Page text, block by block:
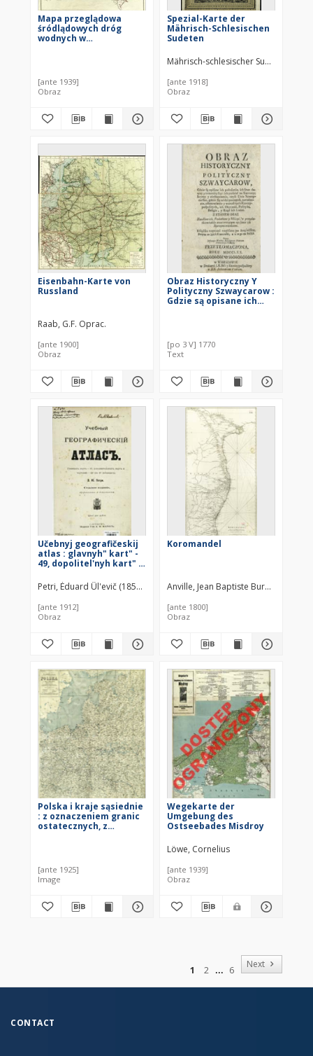
Mapa przeglądowa
śródlądowych dróg
wodnych w
méditerranéennes de la
République Polonaise
[ante 1939]
Obraz
Spezial-Karte der
Mährisch-Schlesischen
Sudeten
Mährisch-schlesischer Sudeten-
[ante 1918]
Obraz
Eisenbahn-Karte von
Russland
Raab, G.F. Oprac.
[ante 1900]
Obraz
Obraz Historyczny Y
Polityczny Szwaycarow :
Gdzie są opisane ich
Polityka, Religia, y Rząd
ich Ludzi [...]
[po 3 V] 1770
Text
Učebnyj geografičeskij
atlas : glavnyh" kart" -
49, dopolitel'nyh kart" i
tablicah)
Petri, Èduard Ûl'evič (1854–1899)
[ante 1912]
Obraz
Koromandel
Anville, Jean Baptiste Burguignon d'
[ante 1800]
Obraz
Polska i kraje sąsiednie
: z oznaczeniem granic
ostatecznych, z
podaniem wszystkich
rzek, linji kolejowych,
dróg bitych i bocznych
[ante 1925]
Image
Wegekarte der
Umgebung des
Ostseebades Misdroy
Löwe, Cornelius
[ante 1939]
Obraz
1 2
6
Next
CONTACT